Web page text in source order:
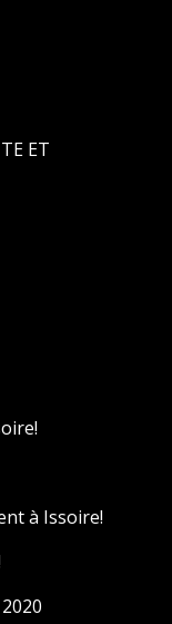
ET
à Issoire!